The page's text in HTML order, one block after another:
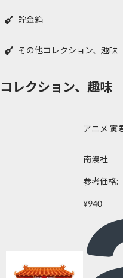
貯金箱
その他コレクション、趣味
コレクション、趣味
アニメ 寅
南漫社
参考価格:
¥940